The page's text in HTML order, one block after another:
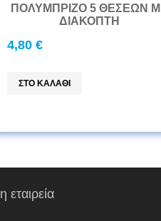
ΠΟΛΥΜΠΡΙΖΟ 5 ΘΕΣΕΩΝ
ΔΙΑΚΟΠΤΗ
4,80 €
η εταιρεία